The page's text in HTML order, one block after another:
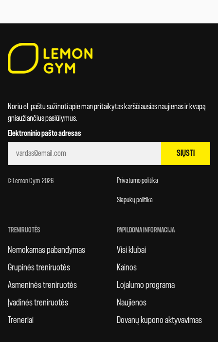
Noriu el. paštu sužinoti apie man pritaikytas karščiausias naujienas ir kvapą
gniaužiančius pasiūlymus.
Elektroninio pašto adresas
SIŲSTI
© Lemon Gym. 2026 Privatumo politika
Slapukų politika
TRENIRUOTĖS
Nemokamas pabandymas
Grupinės treniruotės
Asmeninės treniruotės
Įvadinės treniruotės
Treneriai
PAPILDOMA INFORMACIJA
Visi klubai
Kainos
Lojalumo programa
Naujienos
Dovanų kupono aktyvavimas